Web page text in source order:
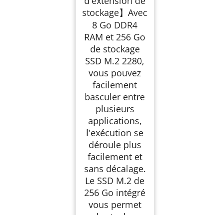
stockage】Avec
8 Go DDR4
RAM et 256 Go
de stockage
SSD M.2 2280,
vous pouvez
facilement
basculer entre
plusieurs
applications,
l'exécution se
déroule plus
facilement et
sans décalage.
Le SSD M.2 de
256 Go intégré
vous permet